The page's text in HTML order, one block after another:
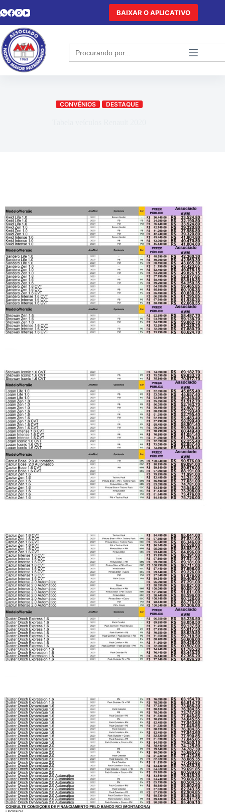
BAIXAR O APLICATIVO
Search
for:
CONVÊNIOS DESTAQUE